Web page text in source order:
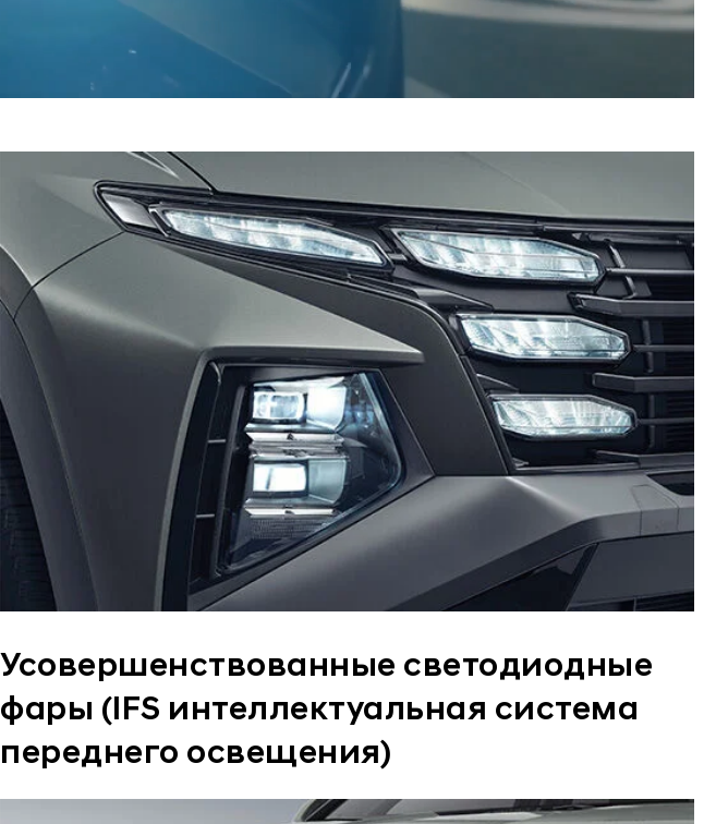
Усовершенствованные светодиодные
фары (IFS интеллектуальная система
переднего освещения)